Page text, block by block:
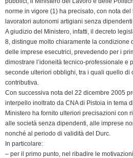
norme in vigore (1) ha precisato, con nota
lavoratori autonomi artigiani senza
A giudizio del Ministero, infatti, il decreto
8, distingue molto chiaramente la condizione
delle imprese esecutrici, prevedendo per i
dimostrare l’idoneità tecnico-professionale e
seconde ulteriori obblighi, tra i quali quello di
contributiva.
Con successiva nota del 22 dicembre 2005
interpello inoltrato da CNA di Pistoia in tema
Ministero ha fornito ulteriori precisazioni con
alle società senza dipendenti, alle imprese
nonché al periodo di validità del Durc.
In particolare:
– per il primo punto, nel ribadire le